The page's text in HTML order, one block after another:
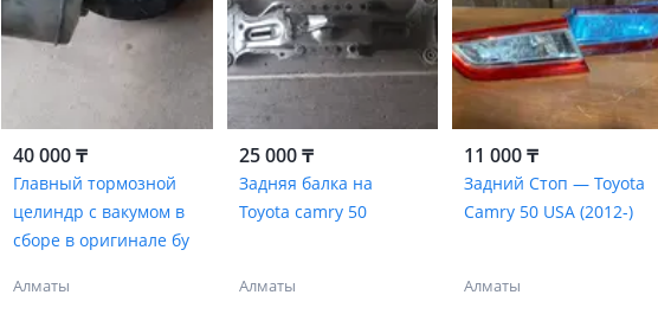
40 000 ₸
Главный тормозной
целиндр с вакумом в
сборе в оригинале бу
Алматы
25 000 ₸
Задняя балка на
Toyota camry 50
Алматы
11 000 ₸
Задний Стоп — Toyota
Camry 50 USA (2012-)
Алматы